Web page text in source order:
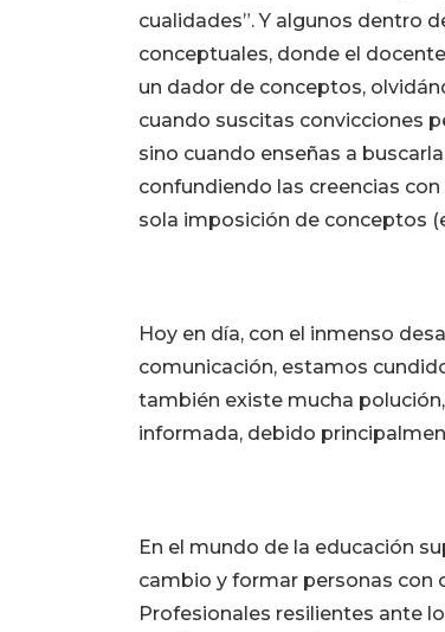
cualidades”. Y algunos dentro
conceptuales, donde el
un dador de conceptos,
cuando suscitas convicciones
sino cuando enseñas a
confundiendo las creencias
sola imposición de conceptos
Hoy en día, con el inmenso
comunicación, estamos
también existe mucha
informada, debido
En el mundo de la educación
cambio y formar personas con
Profesionales resilientes ante